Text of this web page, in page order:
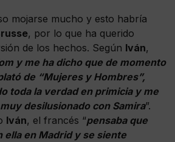
mojarse mucho y esto habría
, por lo que ha querido
de los hechos. Según Iván,
y me ha dicho que de momento
de “Mujeres y Hombres”,
toda la verdad en primicia y me
desilusionado con Samira”.
Iván, el francés “pensaba que
ella en Madrid y se siente